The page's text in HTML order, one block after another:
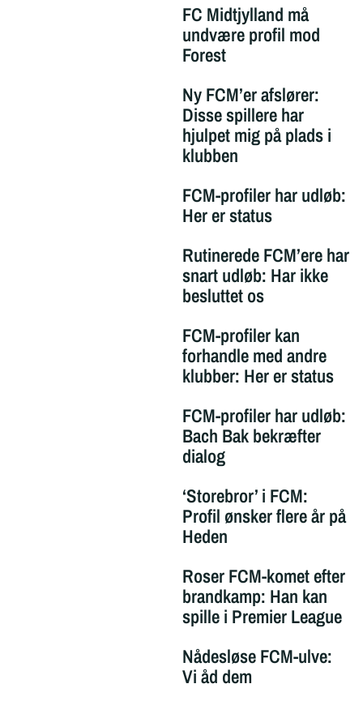
FC Midtjylland må
undvære profil mod
Forest
Ny FCM’er afslører:
Disse spillere har
hjulpet mig på plads i
klubben
FCM-profiler har udløb:
Her er status
Rutinerede FCM’ere har
snart udløb: Har ikke
besluttet os
FCM-profiler kan
forhandle med andre
klubber: Her er status
FCM-profiler har udløb:
Bach Bak bekræfter
dialog
‘Storebror’ i FCM:
Profil ønsker flere år på
Heden
Roser FCM-komet efter
brandkamp: Han kan
spille i Premier League
Nådesløse FCM-ulve:
Vi åd dem